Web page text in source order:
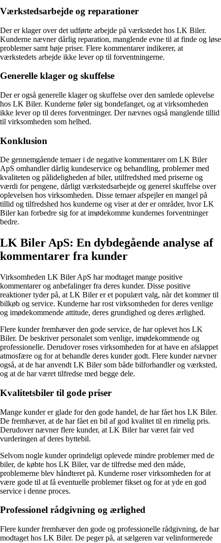
Værkstedsarbejde og reparationer
Der er klager over det udførte arbejde på værkstedet hos LK Biler.
Kunderne nævner dårlig reparation, manglende evne til at finde og løse
problemer samt høje priser. Flere kommentarer indikerer, at
værkstedets arbejde ikke lever op til forventningerne.
Generelle klager og skuffelse
Der er også generelle klager og skuffelse over den samlede oplevelse
hos LK Biler. Kunderne føler sig bondefanget, og at virksomheden
ikke lever op til deres forventninger. Der nævnes også manglende tillid
til virksomheden som helhed.
Konklusion
De gennemgående temaer i de negative kommentarer om LK Biler
ApS omhandler dårlig kundeservice og behandling, problemer med
kvaliteten og pålideligheden af biler, utilfredshed med priserne og
værdi for pengene, dårligt værkstedsarbejde og generel skuffelse over
oplevelsen hos virksomheden. Disse temaer afspejler en mangel på
tillid og tilfredshed hos kunderne og viser at der er områder, hvor LK
Biler kan forbedre sig for at imødekomme kundernes forventninger
bedre.
LK Biler ApS: En dybdegående analyse af
kommentarer fra kunder
Virksomheden LK Biler ApS har modtaget mange positive
kommentarer og anbefalinger fra deres kunder. Disse positive
reaktioner tyder på, at LK Biler er et populært valg, når det kommer til
bilkøb og service. Kunderne har rost virksomheden for deres venlige
og imødekommende attitude, deres grundighed og deres ærlighed.
Flere kunder fremhæver den gode service, de har oplevet hos LK
Biler. De beskriver personalet som venlige, imødekommende og
professionelle. Derudover roses virksomheden for at have en afslappet
atmosfære og for at behandle deres kunder godt. Flere kunder nævner
også, at de har anvendt LK Biler som både bilforhandler og værksted,
og at de har været tilfredse med begge dele.
Kvalitetsbiler til gode priser
Mange kunder er glade for den gode handel, de har fået hos LK Biler.
De fremhæver, at de har fået en bil af god kvalitet til en rimelig pris.
Derudover nævner flere kunder, at LK Biler har været fair ved
vurderingen af deres byttebil.
Selvom nogle kunder oprindeligt oplevede mindre problemer med de
biler, de købte hos LK Biler, var de tilfredse med den måde,
problemerne blev håndteret på. Kunderne roser virksomheden for at
være gode til at få eventuelle problemer fikset og for at yde en god
service i denne proces.
Professionel rådgivning og ærlighed
Flere kunder fremhæver den gode og professionelle rådgivning, de har
modtaget hos LK Biler. De peger på, at sælgeren var velinformerede